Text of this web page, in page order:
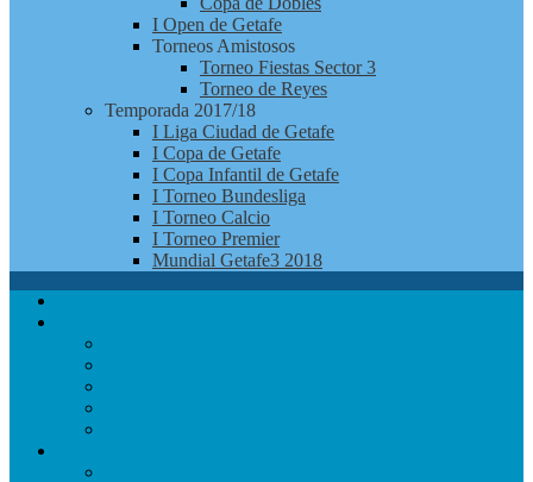
I Open de Getafe
Torneos Amistosos
Torneo Fiestas Sector 3
Torneo de Reyes
Temporada 2017/18
I Liga Ciudad de Getafe
I Copa de Getafe
I Copa Infantil de Getafe
I Torneo Bundesliga
I Torneo Calcio
I Torneo Premier
Mundial Getafe3 2018